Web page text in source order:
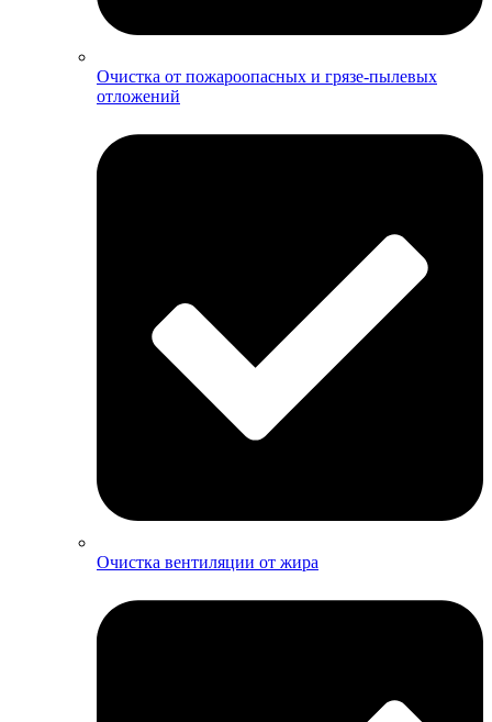
Очистка от пожароопасных и грязе-пылевых
отложений
Очистка вентиляции от жира